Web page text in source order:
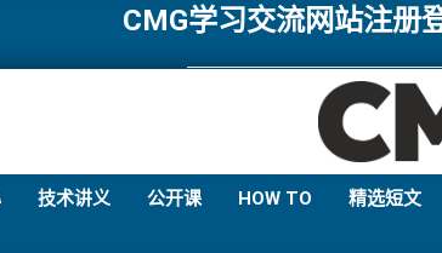
CMG学习交流网站注册
技术讲义 公开课 HOW TO 精选短文